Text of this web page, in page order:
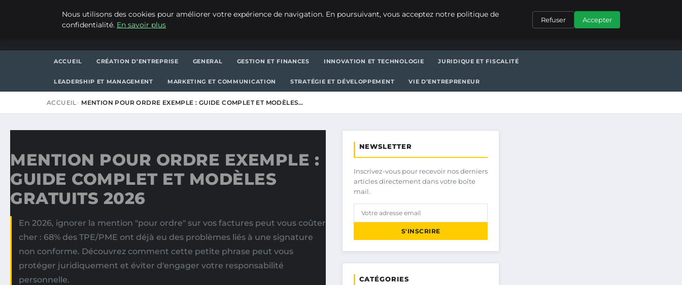
ACCUEIL CRÉATION D’ENTREPRISE GENERAL GESTION ET FINANCES INNOVATION ET TECHNOLOGIE JURIDIQUE ET FISCALITÉ
LEADERSHIP ET MANAGEMENT MARKETING ET COMMUNICATION STRATÉGIE ET DÉVELOPPEMENT VIE D’ENTREPRENEUR
ACCUEIL MENTION POUR ORDRE EXEMPLE : GUIDE COMPLET ET MODÈLES…
MENTION POUR ORDRE EXEMPLE :
GUIDE COMPLET ET MODÈLES
GRATUITS 2026
En 2026, ignorer la mention "pour ordre" sur vos factures peut vous coûter
cher : 68% des TPE/PME ont déjà eu des problèmes liés à une signature
non conforme. Découvrez comment cette petite phrase peut vous
protéger juridiquement et éviter d'engager votre responsabilité
personnelle.
NEWSLETTER
Inscrivez-vous pour recevoir nos derniers
articles directement dans votre boîte
mail.
S'INSCRIRE
CATÉGORIES
Nous utilisons des cookies pour améliorer votre expérience de navigation. En poursuivant, vous acceptez notre politique de
confidentialité. En savoir plus
Refuser Accepter